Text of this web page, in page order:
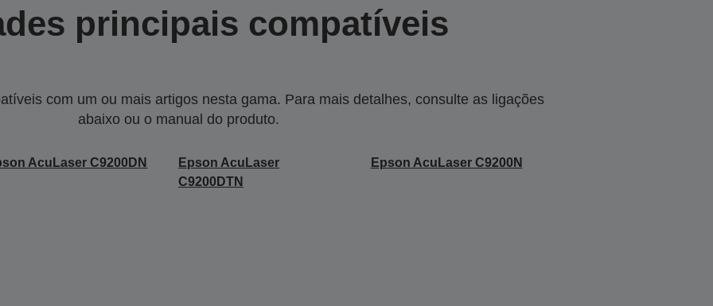
principais compatíveis
com um ou mais artigos nesta gama. Para mais detalhes, consulte as ligações
abaixo ou o manual do produto.
AcuLaser C9200DN
Epson AcuLaser
C9200DTN
Epson AcuLaser C9200N